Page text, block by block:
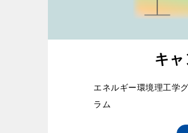
キ
エネルギー環境理工学
ラム